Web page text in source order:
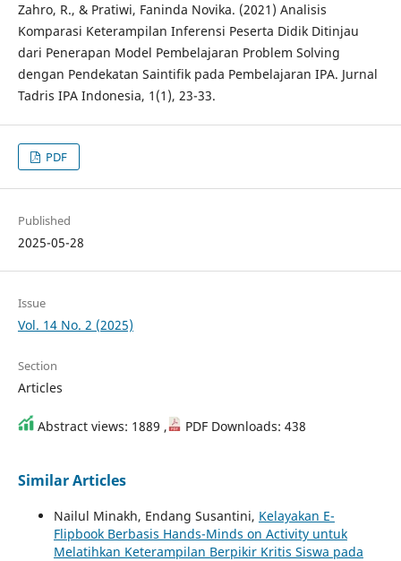
Zahro, R., & Pratiwi, Faninda Novika. (2021) Analisis
Komparasi Keterampilan Inferensi Peserta Didik Ditinjau
dari Penerapan Model Pembelajaran Problem Solving
dengan Pendekatan Saintifik pada Pembelajaran IPA. Jurnal
Tadris IPA Indonesia, 1(1), 23-33.
PDF
Published
2025-05-28
Issue
Vol. 14 No. 2 (2025)
Section
Articles
Abstract views: 1889 , PDF Downloads: 438
Similar Articles
Nailul Minakh, Endang Susantini, Kelayakan E-
Flipbook Berbasis Hands-Minds on Activity untuk
Melatihkan Keterampilan Berpikir Kritis Siswa pada